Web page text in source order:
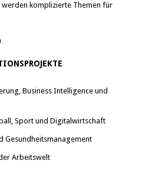
werden komplizierte Themen für
Business Intelligence und
Sport und Digitalwirtschaft
Gesundheitsmanagement
Arbeitswelt